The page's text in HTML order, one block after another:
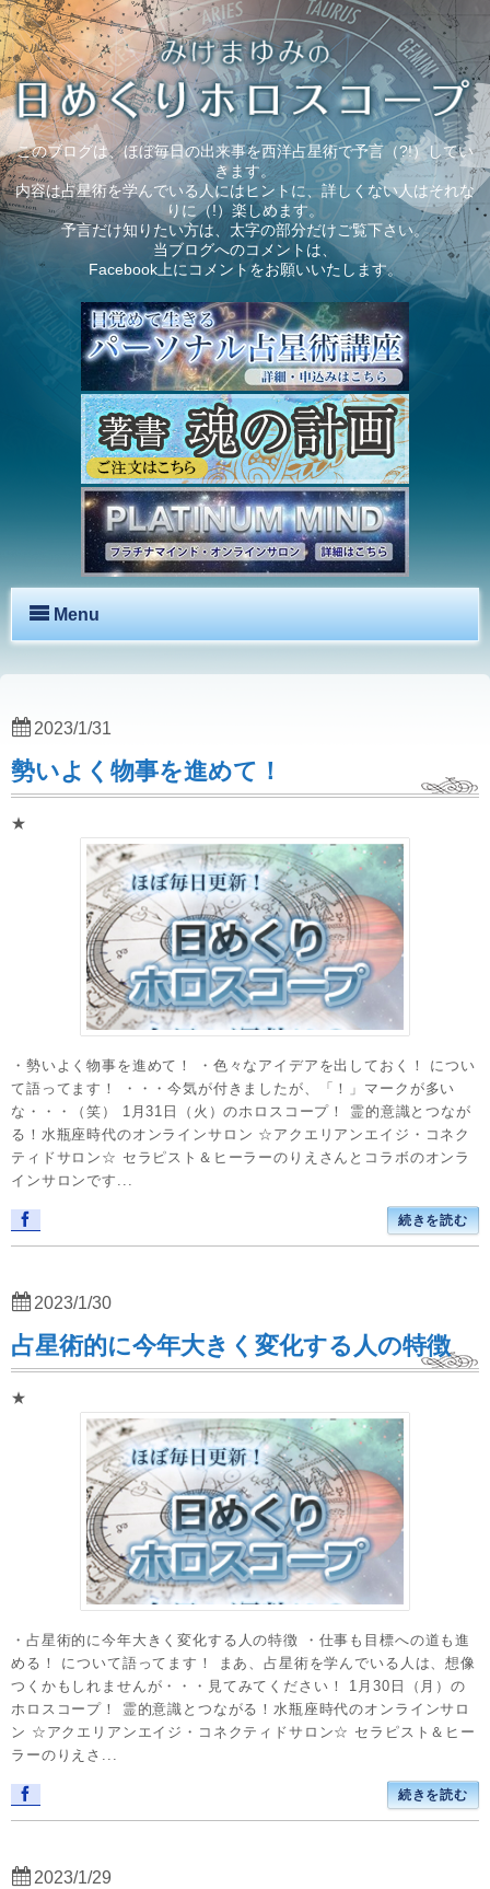
このブログは、ほぼ毎日の出来事を西洋占星術で予言（?!）してい
きます。
内容は占星術を学んでいる人にはヒントに、詳しくない人はそれな
りに（!）楽しめます。
予言だけ知りたい方は、太字の部分だけご覧下さい。
当ブログへのコメントは、
Facebook上にコメントをお願いいたします。
Menu
勢いよく物事を進めて！
★
・勢いよく物事を進めて！ ・色々なアイデアを出しておく！ につい
て語ってます！ ・・・今気が付きましたが、「！」マークが多い
な・・・（笑） 1月31日（火）のホロスコープ！ 霊的意識とつなが
る！水瓶座時代のオンラインサロン ☆アクエリアンエイジ・コネク
ティドサロン☆ セラピスト＆ヒーラーのりえさんとコラボのオンラ
インサロンです...
続きを読む
2023/1/31
占星術的に今年大きく変化する人の特徴
★
・占星術的に今年大きく変化する人の特徴 ・仕事も目標への道も進
める！ について語ってます！ まあ、占星術を学んでいる人は、想像
つくかもしれませんが・・・見てみてください！ 1月30日（月）の
ホロスコープ！ 霊的意識とつながる！水瓶座時代のオンラインサロ
ン ☆アクエリアンエイジ・コネクティドサロン☆ セラピスト＆ヒー
ラーのりえさ...
続きを読む
2023/1/30
2023/1/29